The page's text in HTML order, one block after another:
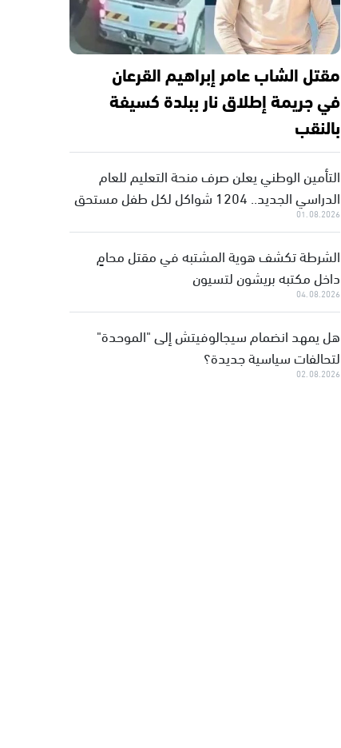
مقتل الشاب عامر إبراهيم القرعان
في جريمة إطلاق نار ببلدة كسيفة
بالنقب
التأمين الوطني يعلن صرف منحة التعليم للعام
الدراسي الجديد.. 1204 شواكل لكل طفل مستحق
01.08.2026
الشرطة تكشف هوية المشتبه في مقتل محامٍ
داخل مكتبه بريشون لتسيون
04.08.2026
هل يمهد انضمام سيجالوفيتش إلى "الموحدة"
لتحالفات سياسية جديدة؟
02.08.2026